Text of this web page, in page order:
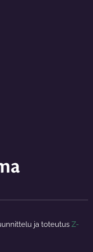
ja toteutus Z-